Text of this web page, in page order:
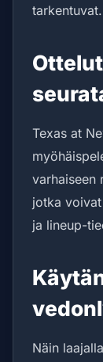
tarkentuvat.
Texas at
varhaiseen
jotka
ja lineup-
Näin